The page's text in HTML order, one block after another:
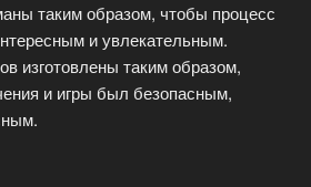
таким образом, чтобы процесс
и увлекательным.
изготовлены таким образом,
и игры был безопасным,